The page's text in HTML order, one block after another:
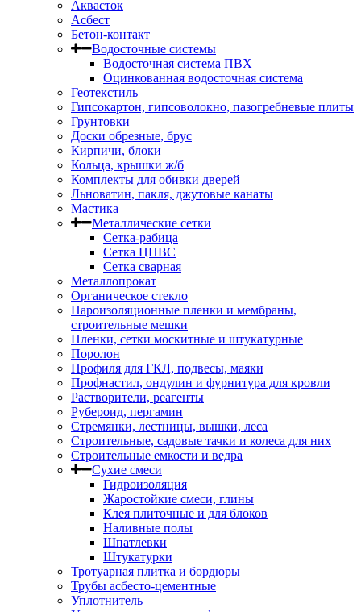
Аквасток
Асбест
Бетон-контакт
Водосточные системы
Водосточная система ПВХ
Оцинкованная водосточная система
Геотекстиль
Гипсокартон, гипсоволокно, пазогребневые плиты
Грунтовки
Доски обрезные, брус
Кирпичи, блоки
Кольца, крышки ж/б
Комплекты для обивки дверей
Льноватин, пакля, джутовые канаты
Мастика
Металлические сетки
Сетка-рабица
Сетка ЦПВС
Сетка сварная
Металлопрокат
Органическое стекло
Пароизоляционные пленки и мембраны,
строительные мешки
Пленки, сетки москитные и штукатурные
Поролон
Профиля для ГКЛ, подвесы, маяки
Профнастил, ондулин и фурнитура для кровли
Растворители, реагенты
Рубероид, пергамин
Стремянки, лестницы, вышки, леса
Строительные, садовые тачки и колеса для них
Строительные емкости и ведра
Сухие смеси
Гидроизоляция
Жаростойкие смеси, глины
Клея плиточные и для блоков
Наливные полы
Шпатлевки
Штукатурки
Тротуарная плитка и бордюры
Трубы асбесто-цементные
Уплотнитель